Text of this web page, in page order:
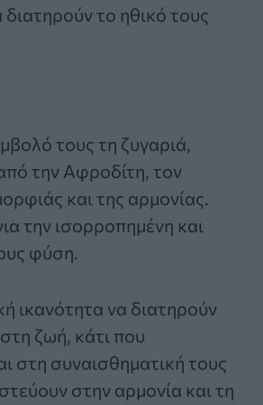
το ηθικό τους
τους τη ζυγαριά,
την Αφροδίτη, τον
και της αρμονίας.
την ισορροπημένη και
φύση.
ικανότητα να διατηρούν
ζωή, κάτι που
στη συναισθηματική τους
στην αρμονία και τη